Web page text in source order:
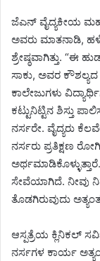
ಜೆಎನ್‌ ವೈದ್ಯಕೀಯ
ಅವರು ಮಾತನಾಡಿ,
ಶ್ರೇಷ್ಠವಾಗಿತ್ತು. “ಈ
ಸಾಕು, ಅವರ ಕೌಶಲ್ಯದ
ಕಾಲೇಜುಗಳು
ಕಟ್ಟುನಿಟ್ಟಿನ ಶಿಸ್ತು
ನರ್ಸರೇ. ವೈದ್ಯರು
ನರ್ಸರು ಪ್ರತಿಕ್ಷಣ
ಸೇವೆಯಾಗಿದೆ. ನೀವು
ತೊಡಗಿರುವುದು
ಆಸ್ಪತ್ರೆಯ ಕ್ಲಿನಿಕಲ್‌
ನರ್ಸಗಳ ಕಾರ್ಯ